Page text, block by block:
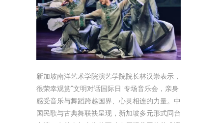
新加坡南洋艺术学院演艺学院院长林汉崇表示，
很荣幸观赏“文明对话国际日”专场音乐会，亲身
感受音乐与舞蹈跨越国界、心灵相连的力量。中
国民歌与古典舞联袂呈现，新加坡多元形式同台